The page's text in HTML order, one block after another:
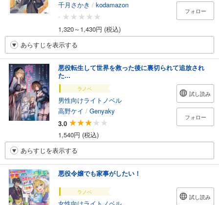
千月さかき / kodamazon
-
1,320～1,430円 (税込)
フォロー
あらすじを表示する
悪役転生して世界を救った後に裏切られて追放され
た...
ラノベ
男性向けライトノベル
高野ケイ / Genyaky
3.0
1,540円 (税込)
試し読み
フォロー
あらすじを表示する
悪役令嬢でも家事がしたい！
ラノベ
試し読み